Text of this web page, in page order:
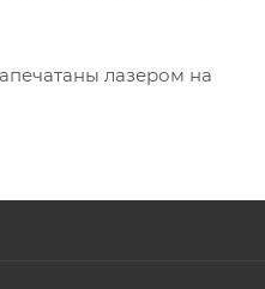
лазером на